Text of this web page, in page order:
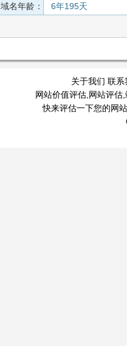
域名年龄： 6年195天
关于我们 联系
网站价值评估, 网站评估,
快来评估一下您的网